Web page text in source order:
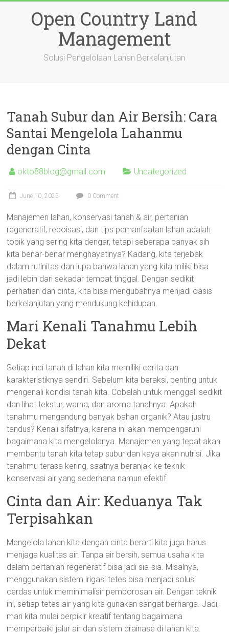
Open Country Land
Management
Solusi Pengelolaan Lahan Berkelanjutan
Tanah Subur dan Air Bersih: Cara
Santai Mengelola Lahanmu
dengan Cinta
okto88blog@gmail.com Uncategorized
June 10, 2025 0 Comment
Manajemen lahan, konservasi tanah & air, pertanian
regeneratif, reboisasi, dan tips pemanfaatan lahan adalah
topik yang sering kita dengar, tetapi seberapa banyak sih
kita benar-benar menghayatinya? Kadang, kita terjebak
dalam rutinitas dan lupa bahwa lahan yang kita miliki bisa
jadi lebih dari sekadar tempat tinggal. Dengan sedikit
perhatian dan cinta, kita bisa mengubahnya menjadi oasis
berkelanjutan yang mendukung kehidupan.
Mari Kenali Tanahmu Lebih
Dekat
Setiap inci tanah di lahan kita memiliki cerita dan
karakteristiknya sendiri. Sebelum kita beraksi, penting untuk
mengenali kondisi tanah kita. Cobalah untuk menggali sedikit
dan lihat tekstur, warna, dan aroma tanahnya. Apakah
tanahmu mengandung banyak bahan organik? Atau justru
tandus? Kenali sifatnya, karena ini akan mempengaruhi
bagaimana kita mengelolanya. Manajemen yang tepat akan
membantu tanah kita tetap subur dan kaya akan nutrisi. Jika
tanahmu terasa kering, saatnya beranjak ke teknik
konservasi air yang sederhana namun efektif.
Cinta dan Air: Keduanya Tak
Terpisahkan
Mengelola lahan kita dengan cinta berarti kita juga harus
menjaga kualitas air. Tanpa air bersih, semua usaha kita
dalam pertanian regeneratif bisa jadi sia-sia. Misalnya,
menggunakan sistem irigasi tetes bisa menjadi solusi
cerdas untuk meminimalisir pemborosan air. Dengan teknik
ini, setiap tetes air yang kita gunakan sangat berharga. Jadi,
mari kita mulai berpikir kreatif tentang bagaimana
memperbaiki jalur air dan sistem drainase di lahan kita.